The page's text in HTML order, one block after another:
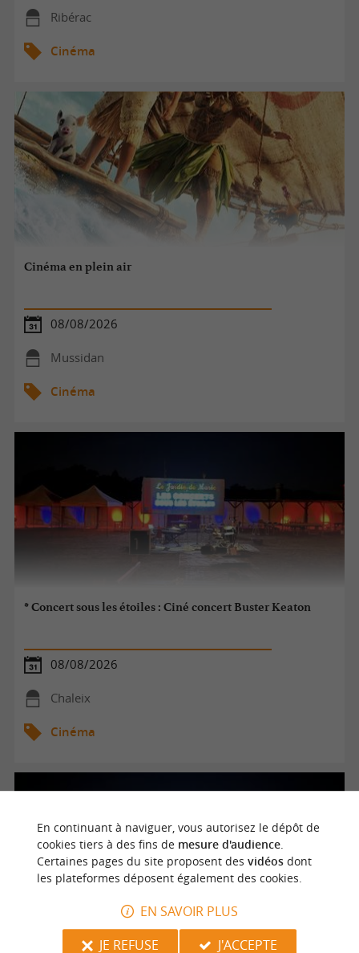
Ribérac
Cinéma
Cinéma en plein air
08/08/2026
Mussidan
Cinéma
* Concert sous les étoiles : Ciné concert Buster Keaton
08/08/2026
Chaleix
Cinéma
* Concert sous les étoiles : Ciné concert Buster Keaton
En continuant à naviguer, vous autorisez le dépôt de
cookies tiers à des fins de mesure d'audience.
Certaines pages du site proposent des vidéosdont
les plateformes déposent également des cookies.
EN SAVOIR PLUS
JE REFUSE
J'ACCEPTE